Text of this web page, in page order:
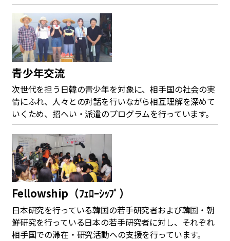
青少年交流
次世代を担う日韓の青少年を対象に、相手国の社会の実
情にふれ、人々との対話を行いながら相互理解を深めて
いくため、招へい・派遣のプログラムを行っています。
Fellowship（ﾌｪﾛｰｼｯﾌﾟ）
日本研究を行っている韓国の若手研究者および韓国・朝
鮮研究を行っている日本の若手研究者に対し、それぞれ
相手国での滞在・研究活動への支援を行っています。